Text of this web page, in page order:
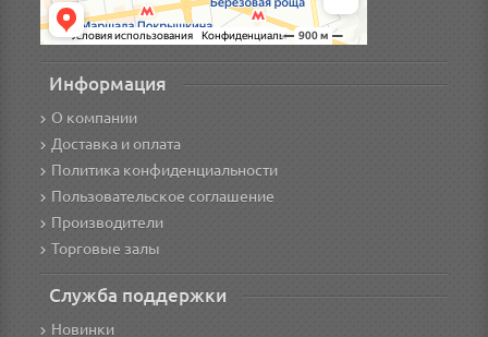
Информация
О компании
Доставка и оплата
Политика конфиденциальности
Пользовательское соглашение
Производители
Торговые залы
Служба поддержки
Новинки